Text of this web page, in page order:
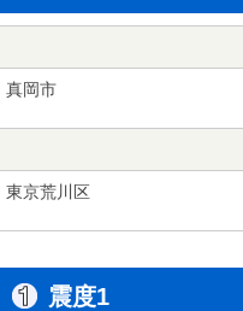
真岡市
東京荒川区
震度1